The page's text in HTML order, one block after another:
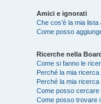
Amici e ignorati
Che cos’è la mia
Come posso
Ricerche nella
Come si fanno le
Perché la mia ricerca
Perché la mia
Come posso cercare
Come posso trovare